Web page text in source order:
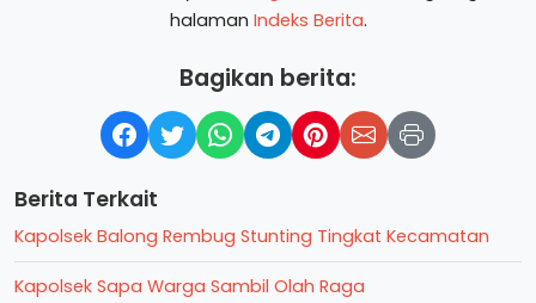
halaman Indeks Berita.
Bagikan berita:
Berita Terkait
Kapolsek Balong Rembug Stunting Tingkat Kecamatan
Kapolsek Sapa Warga Sambil Olah Raga